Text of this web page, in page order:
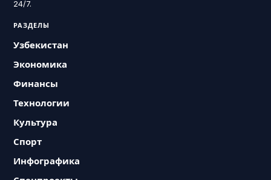
24/7.
РАЗДЕЛЫ
Узбекистан
Экономика
Финансы
Технологии
Культура
Спорт
Инфографика